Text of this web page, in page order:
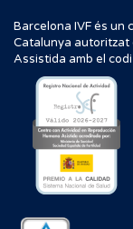
Barcelona IVF és un
Catalunya autoritzat
Assistida amb el